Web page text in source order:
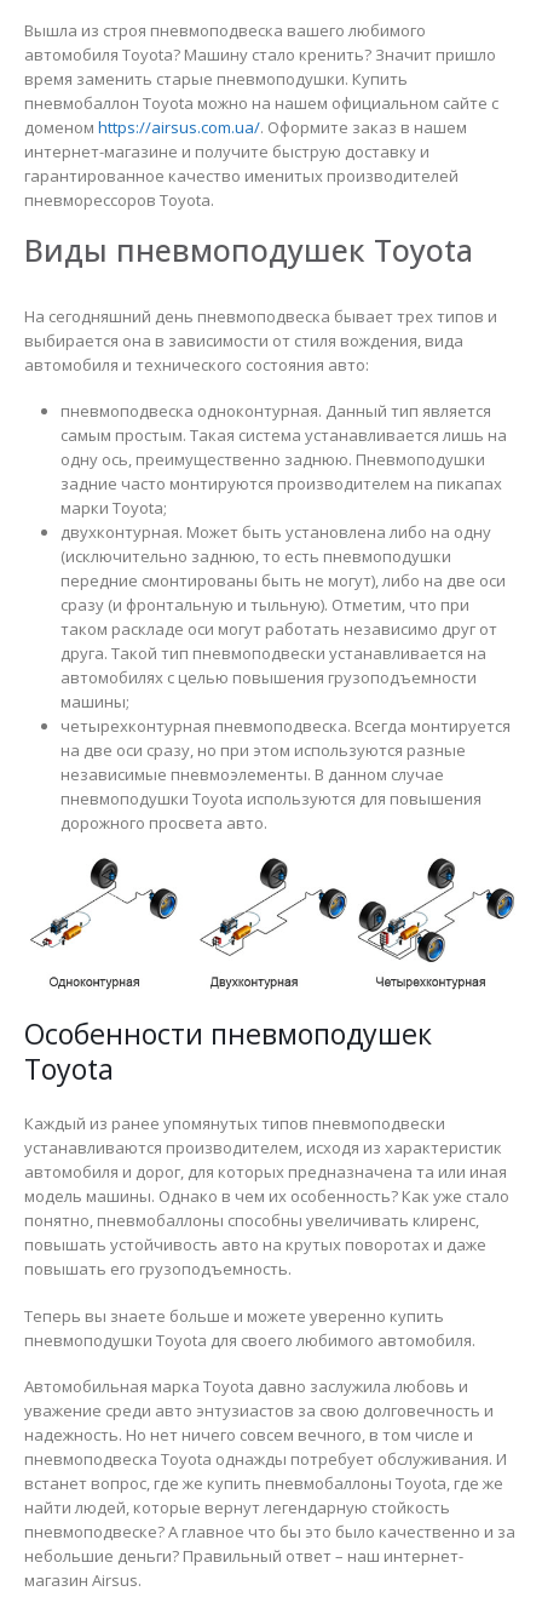
Вышла из строя пневмоподвеска вашего любимого
автомобиля Toyota? Машину стало кренить? Значит пришло
время заменить старые пневмоподушки. Купить
пневмобаллон Toyota можно на нашем официальном сайте с
доменом https://airsus.com.ua/. Оформите заказ в нашем
интернет-магазине и получите быструю доставку и
гарантированное качество именитых производителей
пневморессоров Toyota.
Виды пневмоподушек Toyota
На сегодняшний день пневмоподвеска бывает трех типов и
выбирается она в зависимости от стиля вождения, вида
автомобиля и технического состояния авто:
пневмоподвеска одноконтурная. Данный тип является
самым простым. Такая система устанавливается лишь на
одну ось, преимущественно заднюю. Пневмоподушки
задние часто монтируются производителем на пикапах
марки Toyota;
двухконтурная. Может быть установлена либо на одну
(исключительно заднюю, то есть пневмоподушки
передние смонтированы быть не могут), либо на две оси
сразу (и фронтальную и тыльную). Отметим, что при
таком раскладе оси могут работать независимо друг от
друга. Такой тип пневмоподвески устанавливается на
автомобилях с целью повышения грузоподъемности
машины;
четырехконтурная пневмоподвеска. Всегда монтируется
на две оси сразу, но при этом используются разные
независимые пневмоэлементы. В данном случае
пневмоподушки Toyota используются для повышения
дорожного просвета авто.
Особенности пневмоподушек
Toyota
Каждый из ранее упомянутых типов пневмоподвески
устанавливаются производителем, исходя из характеристик
автомобиля и дорог, для которых предназначена та или иная
модель машины. Однако в чем их особенность? Как уже стало
понятно, пневмобаллоны способны увеличивать клиренс,
повышать устойчивость авто на крутых поворотах и даже
повышать его грузоподъемность.
Теперь вы знаете больше и можете уверенно купить
пневмоподушки Toyota для своего любимого автомобиля.
Автомобильная марка Toyota давно заслужила любовь и
уважение среди авто энтузиастов за свою долговечность и
надежность. Но нет ничего совсем вечного, в том числе и
пневмоподвеска Toyota однажды потребует обслуживания. И
встанет вопрос, где же купить пневмобаллоны Toyota, где же
найти людей, которые вернут легендарную стойкость
пневмоподвеске? А главное что бы это было качественно и за
небольшие деньги? Правильный ответ – наш интернет-
магазин Airsus.
0из 5
₴ 16,000
Пневмоподушка пневмобаллон Zeekr 001 2024 (задняя левая)
0из 5
₴16,000
Пневмоподушка пневмобаллон Zeekr 001 (задняя)
0из 5
₴14,000
0из 5
₴16,000
Пневмоподушка пневмобаллон Zeekr 001 2024 (задняя левая)
0из 5
₴16,000
0из 5
₴14,000